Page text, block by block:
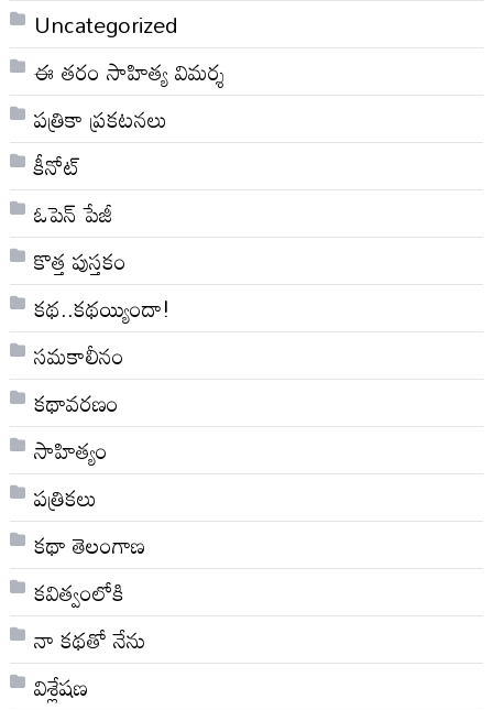
Uncategorized
ఈ తరం సాహిత్య విమర్శ
పత్రికా ప్రకటనలు
కీనోట్
ఓపెన్ పేజీ
కొత్త పుస్తకం
కథ..కథయ్యిందా!
సమకాలీనం
కథావరణం
సాహిత్యం
పత్రికలు
కథా తెలంగాణ
కవిత్వంలోకి
నా క‌థ‌తో నేను
విశ్లేషణ